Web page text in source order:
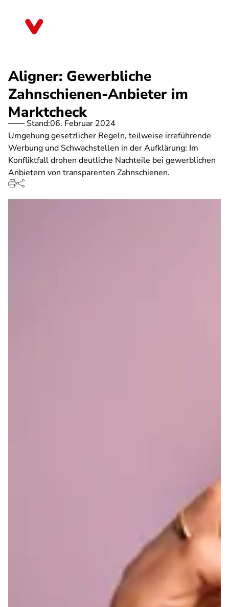
Aligner: Gewerbliche
Zahnschienen-Anbieter im
Marktcheck
Stand:06. Februar 2024
Umgehung gesetzlicher Regeln, teilweise irreführende
Werbung und Schwachstellen in der Aufklärung: Im
Konfliktfall drohen deutliche Nachteile bei gewerblichen
Anbietern von transparenten Zahnschienen.